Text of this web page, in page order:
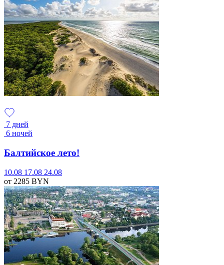
7 дней
6 ночей
Балтийское лето!
10.08 17.08 24.08
от 2285 BYN